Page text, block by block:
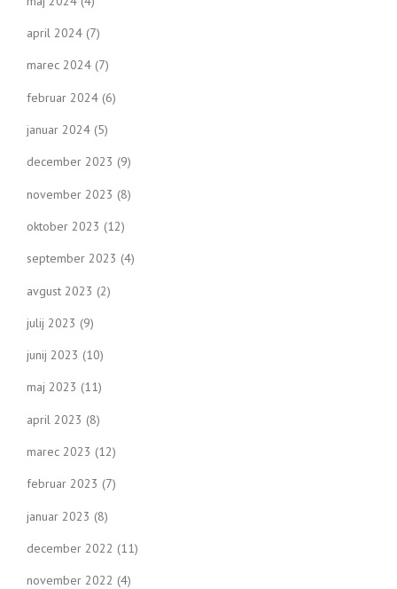
april 2024 (7)
marec 2024 (7)
februar 2024 (6)
januar 2024 (5)
december 2023 (9)
november 2023 (8)
oktober 2023 (12)
september 2023 (4)
avgust 2023 (2)
julij 2023 (9)
junij 2023 (10)
maj 2023 (11)
april 2023 (8)
marec 2023 (12)
februar 2023 (7)
januar 2023 (8)
december 2022 (11)
november 2022 (4)